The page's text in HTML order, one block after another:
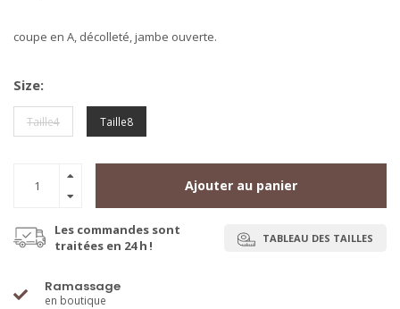
coupe en A, décolleté, jambe ouverte.
Size:
Taille4 Taille8
Ajouter au panier
Les commandes sont
traitées en 24 h !
TABLEAU DES TAILLES
Ramassage
en boutique